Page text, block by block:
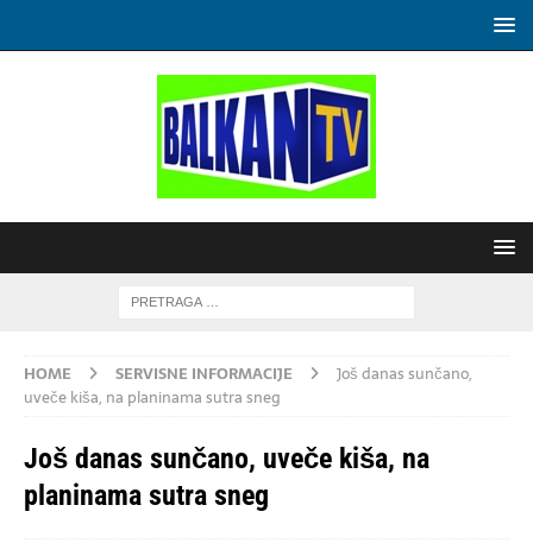
HOME SERVISNE INFORMACIJE
Još danas sunčano,
uveče kiša, na planinama sutra sneg
Još danas sunčano, uveče kiša, na
planinama sutra sneg